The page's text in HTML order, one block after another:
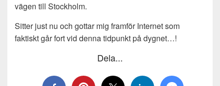
vägen till Stockholm.
Sitter just nu och gottar mig framför Internet som
faktiskt går fort vid denna tidpunkt på dygnet…!
Dela...